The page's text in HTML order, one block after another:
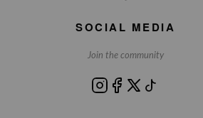
SOCIAL MEDIA
Join the community